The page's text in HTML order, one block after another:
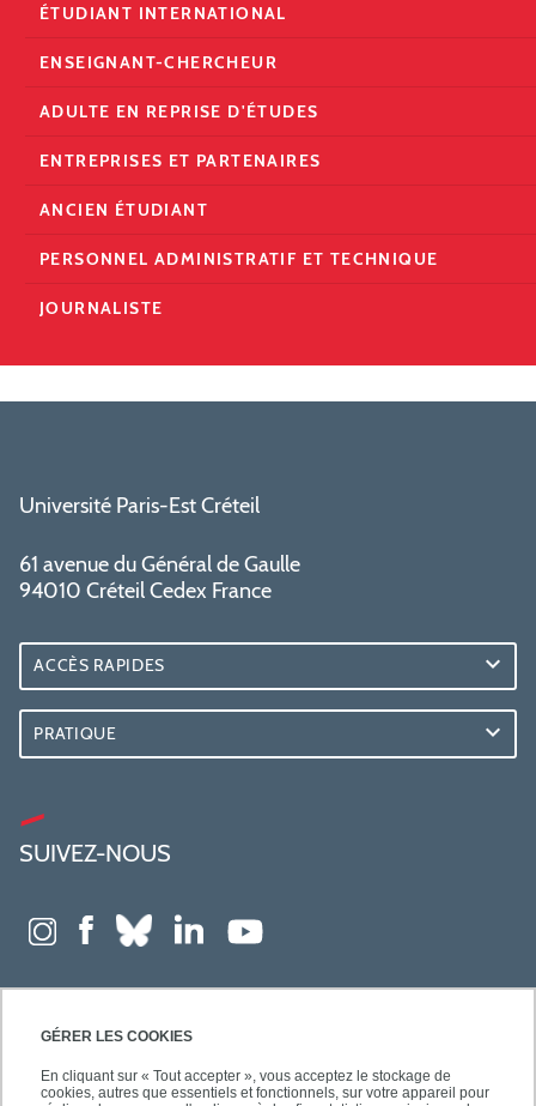
GÉRER LES COOKIES
En cliquant sur « Tout accepter », vous acceptez le stockage de
cookies, autres que essentiels et fonctionnels, sur votre appareil pour
ÉTUDIANT INTERNATIONAL
ENSEIGNANT-CHERCHEUR
ADULTE EN REPRISE D'ÉTUDES
ENTREPRISES ET PARTENAIRES
ANCIEN ÉTUDIANT
PERSONNEL ADMINISTRATIF ET TECHNIQUE
JOURNALISTE
Université Paris-Est Créteil
61 avenue du Général de Gaulle
94010 Créteil Cedex France
ACCÈS RAPIDES
PRATIQUE
SUIVEZ-NOUS